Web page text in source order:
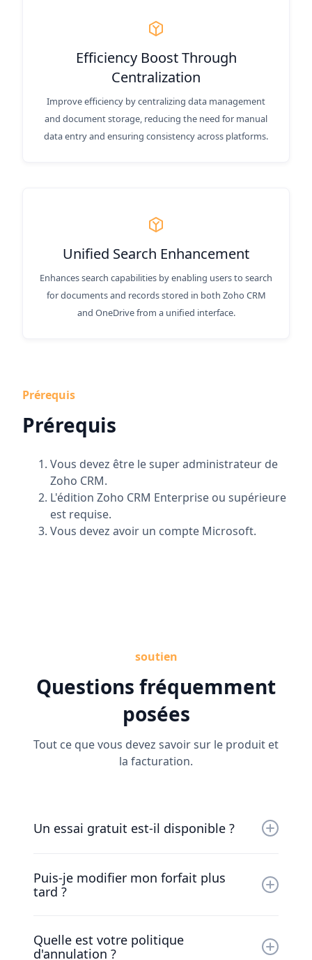
Efficiency Boost Through
Centralization
Improve efficiency by centralizing data management
and document storage, reducing the need for manual
data entry and ensuring consistency across platforms.
Unified Search Enhancement
Enhances search capabilities by enabling users to search
for documents and records stored in both Zoho CRM
and OneDrive from a unified interface.
Prérequis
Prérequis
Vous devez être le super administrateur de
Zoho CRM.
L'édition Zoho CRM Enterprise ou supérieure
est requise.
Vous devez avoir un compte Microsoft.
soutien
Questions fréquemment
posées
Tout ce que vous devez savoir sur le produit et
la facturation.
Un essai gratuit est-il disponible ?
pendant 30 jours. Notre sympathique équipe
travaillera avec vous pour que vous soyez
Puis-je modifier mon forfait plus
tard ?
votre entreprise. Discutez avec notre
Quelle est votre politique
d'annulation ?